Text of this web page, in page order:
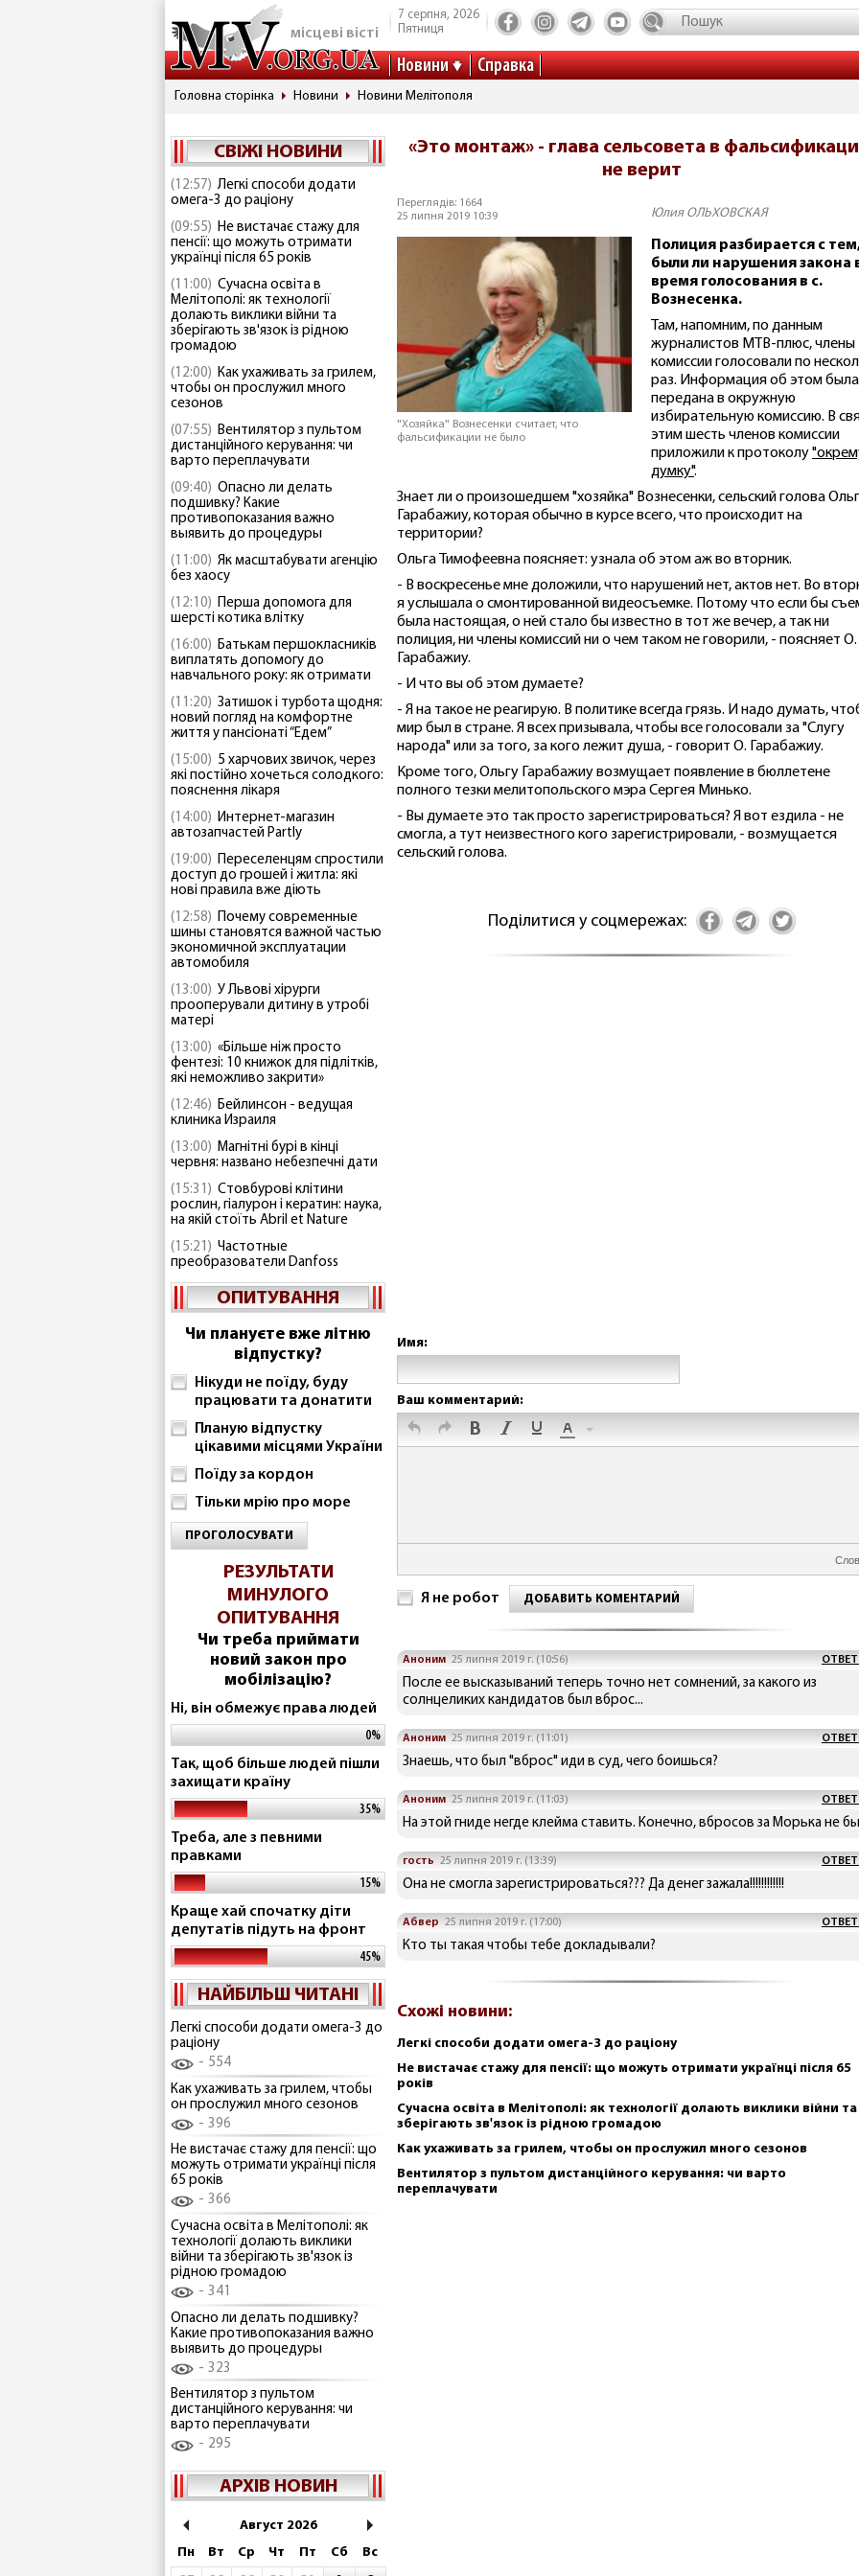
місцеві вісті
7 серпня, 2026
Пятниця
Новини Справка
Головна сторінка Новини Новини Мелітополя
СВІЖІ НОВИНИ
(12:57) Легкі способи додати
омега-3 до раціону
(09:55) Не вистачає стажу для
пенсії: що можуть отримати
українці після 65 років
(11:00) Сучасна освіта в
Мелітополі: як технології
долають виклики війни та
зберігають зв'язок із рідною
громадою
(12:00) Как ухаживать за грилем,
чтобы он прослужил много
сезонов
(07:55) Вентилятор з пультом
дистанційного керування: чи
варто переплачувати
(09:40) Опасно ли делать
подшивку? Какие
противопоказания важно
выявить до процедуры
(11:00) Як масштабувати агенцію
без хаосу
(12:10) Перша допомога для
шерсті котика влітку
(16:00) Батькам першокласників
виплатять допомогу до
навчального року: як отримати
(11:20) Затишок і турбота щодня:
новий погляд на комфортне
життя у пансіонаті “Едем”
(15:00) 5 харчових звичок, через
які постійно хочеться солодкого:
пояснення лікаря
(14:00) Интернет-магазин
автозапчастей Partly
(19:00) Переселенцям спростили
доступ до грошей і житла: які
нові правила вже діють
(12:58) Почему современные
шины становятся важной частью
экономичной эксплуатации
автомобиля
(13:00) У Львові хірурги
прооперували дитину в утробі
матері
(13:00) «Більше ніж просто
фентезі: 10 книжок для підлітків,
які неможливо закрити»
(12:46) Бейлинсон - ведущая
клиника Израиля
(13:00) Магнітні бурі в кінці
червня: названо небезпечні дати
(15:31) Стовбурові клітини
рослин, гіалурон і кератин: наука,
на якій стоїть Abril et Nature
(15:21) Частотные
преобразователи Danfoss
ОПИТУВАННЯ
Чи плануєте вже літню
відпустку?
Нікуди не поїду, буду
працювати та донатити
Планую відпустку
цікавими місцями України
Поїду за кордон
Тільки мрію про море
ПРОГОЛОСУВАТИ
РЕЗУЛЬТАТИ
МИНУЛОГО
ОПИТУВАННЯ
Чи треба приймати
новий закон про
мобілізацію?
Ні, він обмежує права людей
0%
Так, щоб більше людей пішли
захищати країну
35%
Треба, але з певними
правками
15%
Краще хай спочатку діти
депутатів підуть на фронт
45%
НАЙБІЛЬШ ЧИТАНІ
Легкі способи додати омега-3 до
раціону
554
Как ухаживать за грилем, чтобы
он прослужил много сезонов
396
Не вистачає стажу для пенсії: що
можуть отримати українці після
65 років
366
Сучасна освіта в Мелітополі: як
технології долають виклики
війни та зберігають зв'язок із
рідною громадою
341
Опасно ли делать подшивку?
Какие противопоказания важно
выявить до процедуры
323
Вентилятор з пультом
дистанційного керування: чи
варто переплачувати
295
АРХІВ НОВИН
Август 2026
Пн
Вт Ср Чт Пт Сб
Вс
«Это монтаж» - глава сельсовета в
не верит
Переглядів: 1664
25 липня 2019 10:39
Юлия ОЛЬХОВСКАЯ
"Хозяйка" Вознесенки считает, что
фальсификации не было
Полиция разбирается с
были ли нарушения закона
время голосования в с.
Вознесенка.
Там, напомним, по данным
журналистов МТВ-плюс, члены
комиссии голосовали по
раз. Информация об этом была
передана в окружную
избирательную комиссию. В
этим шесть членов комиссии
приложили к протоколу
думку".
Знает ли о произошедшем "хозяйка" Вознесенки, сельский голова
Гарабажиу, которая обычно в курсе всего, что происходит на
территории?
Ольга Тимофеевна поясняет: узнала об этом аж во вторник.
- В воскресенье мне доложили, что нарушений нет, актов нет. Во
я услышала о смонтированной видеосъемке. Потому что если бы
была настоящая, о ней стало бы известно в тот же вечер, а так ни
полиция, ни члены комиссий ни о чем таком не говорили, - поясняет О.
Гарабажиу.
- И что вы об этом думаете?
- Я на такое не реагирую. В политике всегда грязь. И надо думать,
мир был в стране. Я всех призывала, чтобы все голосовали за "Слугу
народа" или за того, за кого лежит душа, - говорит О. Гарабажиу.
Кроме того, Ольгу Гарабажиу возмущает появление в бюллетене
полного тезки мелитопольского мэра Сергея Минько.
- Вы думаете это так просто зарегистрироваться? Я вот ездила - не
смогла, а тут неизвестного кого зарегистрировали, - возмущается
сельский голова.
Поділитися у соцмережах:
Имя:
Ваш комментарий:
Я не робот ДОБАВИТЬ КОМЕНТАРИЙ
Аноним 25 липня 2019 г. (10:56)
После ее высказываний теперь точно нет сомнений, за какого из
солнцеликих кандидатов был вброс...
Аноним 25 липня 2019 г. (11:01)
Знаешь, что был "вброс" иди в суд, чего боишься?
Аноним 25 липня 2019 г. (11:03)
На этой гниде негде клейма ставить. Конечно, вбросов за Морька не
гость 25 липня 2019 г. (13:39)
Она не смогла зарегистрироваться??? Да денег зажала!!!!!!!!!!!!
Абвер 25 липня 2019 г. (17:00)
Кто ты такая чтобы тебе докладывали?
Схожі новини:
Легкі способи додати омега-3 до раціону
Не вистачає стажу для пенсії: що можуть отримати українці після 65
років
Сучасна освіта в Мелітополі: як технології долають виклики війни та
зберігають зв'язок із рідною громадою
Как ухаживать за грилем, чтобы он прослужил много сезонов
Вентилятор з пультом дистанційного керування: чи варто
переплачувати